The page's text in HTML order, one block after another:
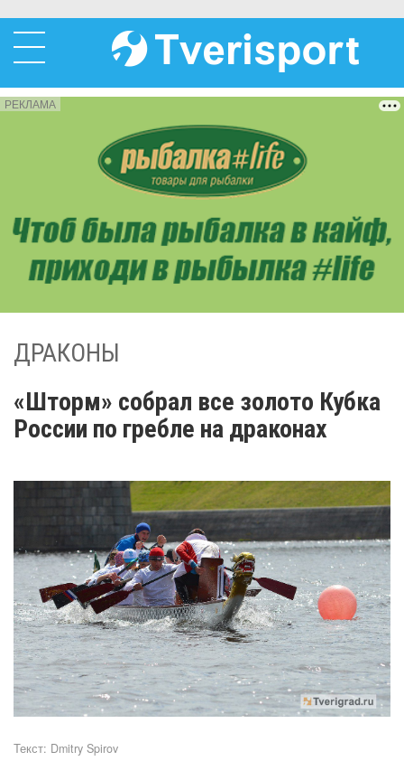
РЕКЛАМА
ДРАКОНЫ
«Шторм» собрал все золото Кубка
России по гребле на драконах
Текст: Dmitry Spirov